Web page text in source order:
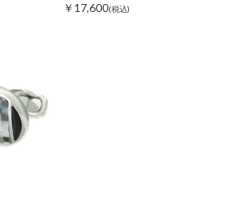
￥17,600(税込)